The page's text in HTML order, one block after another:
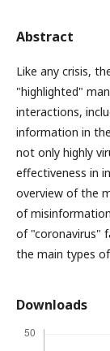
Abstract
Like any crisis,
"highlighted"
interactions,
information in
not only highly
effectiveness in
overview of the
of
of "coronavirus"
the main types
Downloads